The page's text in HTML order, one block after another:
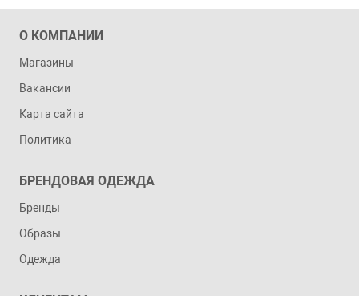
О КОМПАНИИ
Магазины
Вакансии
Карта сайта
Политика
БРЕНДОВАЯ ОДЕЖДА
Бренды
Образы
Одежда